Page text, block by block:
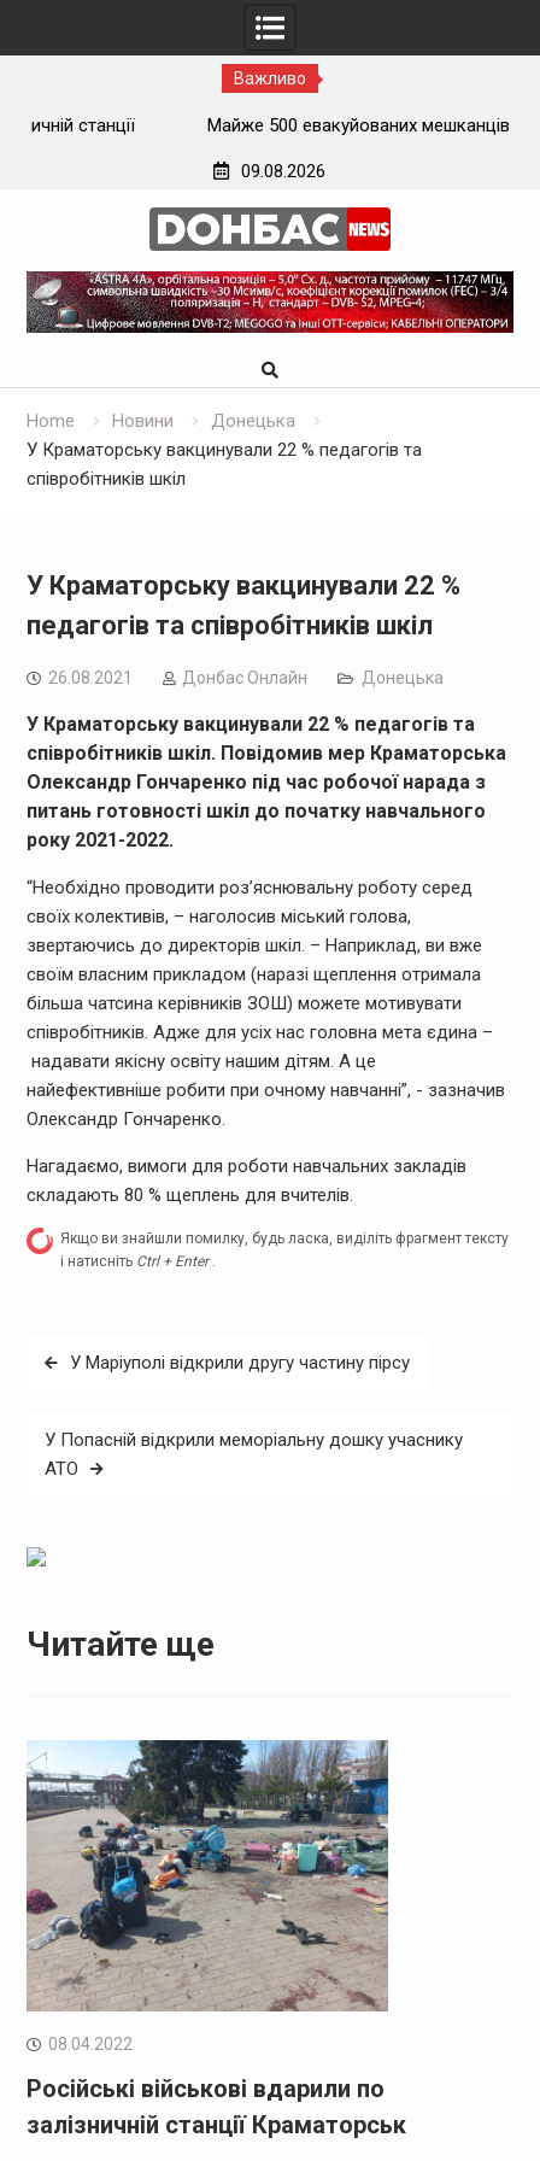
Важливо
Майже 500 евакуйованих мешканців Луганщини
09.08.2026
Home Новини
Донецька
У Краматорську вакцинували 22 % педагогів та
співробітників шкіл
У Краматорську вакцинували 22 %
педагогів та співробітників шкіл
26.08.2021 Дoнбас Онлайн Донецька
У Краматорську вакцинували 22 % педагогів та
співробітників шкіл. Повідомивмер Краматорська
Олександр Гончаренко під час робочої нарада з
питань готовності шкіл до початку навчального
року 2021-2022.
“Необхідно проводити роз’яснювальну роботу серед
своїх колективів, – наголосив міський голова,
звертаючись до директорів шкіл. – Наприклад, ви вже
своїм власним прикладом (наразі щеплення отримала
більша чатсина керівників ЗОШ) можете мотивувати
співробітників. Адже для усіх нас головна мета єдина –
надавати якісну освіту нашим дітям. А це
найефективніше робити при очному навчанні”, - зазначив
Олександр Гончаренко.
Нагадаємо, вимоги для роботи навчальних закладів
складають 80 % щеплень для вчителів.
Якщо ви знайшли помилку, будь ласка, виділіть фрагмент тексту
і натисніть Ctrl + Enter
Навігація
У Маріуполі відкрили другу частину пірсу
У Попасній відкрили меморіальну дошку учаснику
АТО
Читайте ще
08.04.2022
Російські військові вдарили по
залізничній станції Краматорськ